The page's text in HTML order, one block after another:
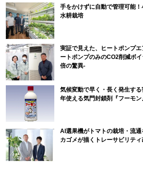
手をかけずに自動で管理可能
水耕栽培
実証で見えた、ヒートポンプ
ートポンプのみのCO2削減ボ
倍の驚異-
気候変動で早く・長く発生す
年使える気門封鎖剤『フーモン
AI選果機がトマトの栽培・流
カゴメが描くトレーサビリテ